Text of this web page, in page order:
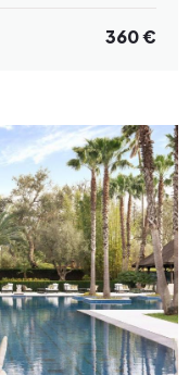
360 €